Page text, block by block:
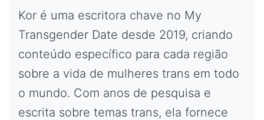
Kor é uma escritora chave no My
Transgender Date desde 2019, criando
conteúdo específico para cada região
sobre a vida de mulheres trans em todo
o mundo. Com anos de pesquisa e
escrita sobre temas trans, ela fornece